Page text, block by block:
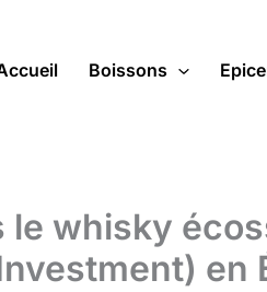
Boissons
le whisky
en